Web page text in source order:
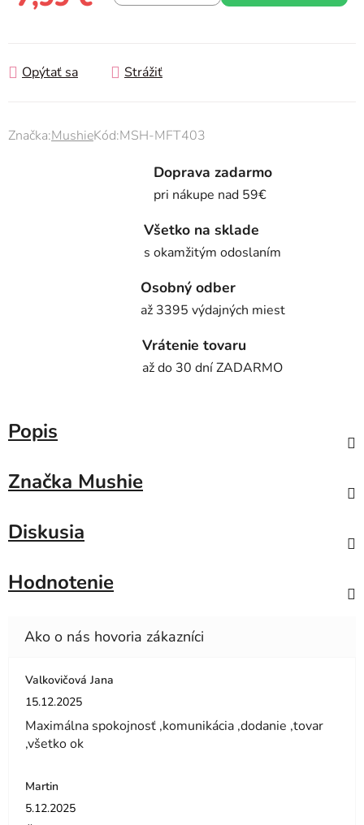
Opýtať sa Strážiť
Značka:MushieKód:MSH-MFT403
Doprava zadarmo
pri nákupe nad 59€
Všetko na sklade
s okamžitým odoslaním
Osobný odber
až 3395 výdajných miest
Vrátenie tovaru
až do 30 dní ZADARMO
Popis
Značka Mushie
Diskusia
Hodnotenie
Valkovičová Jana
Hodnotenie obchodu je 5 z 5 hviezdičiek.
15.12.2025
Maximálna spokojnosť ,komunikácia ,dodanie ,tovar
,všetko ok
Martin
Hodnotenie obchodu je 5 z 5 hviezdičiek.
5.12.2025